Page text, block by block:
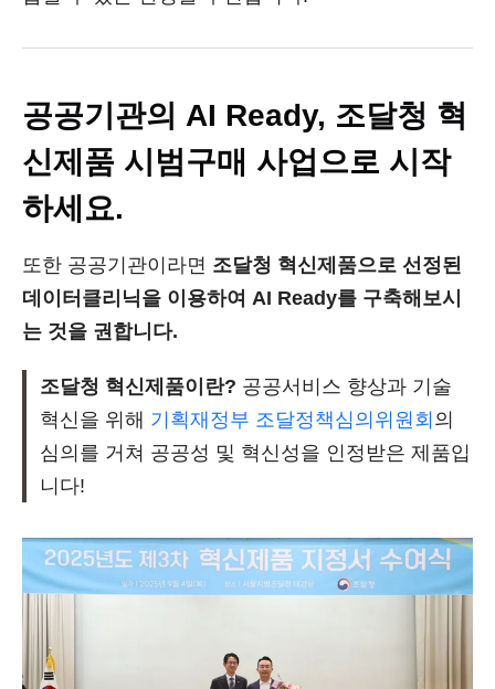
공공기관의 AI Ready, 조달청 혁
신제품 시범구매 사업으로 시작
하세요.
또한 공공기관이라면 조달청 혁신제품으로 선정된
데이터클리닉을 이용하여 AI Ready를 구축해보시
는 것을 권합니다.
조달청 혁신제품이란? 공공서비스 향상과 기술
혁신을 위해 기획재정부 조달정책심의위원회 의
심의를 거쳐 공공성 및 혁신성을 인정받은 제품입
니다!